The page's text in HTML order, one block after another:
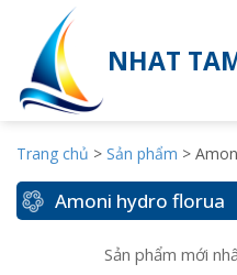
NHAT
Trang chủ > Sản phẩm >
Amoni hydro florua
Sản phẩm mới